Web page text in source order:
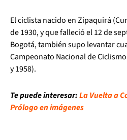
El ciclista nacido en Zipaquirá
de 1930, y que falleció el 12 de
Bogotá, también supo levantar
Campeonato Nacional de
y 1958).
Te puede interesar:La Vuelta a
Prólogo en imágenes